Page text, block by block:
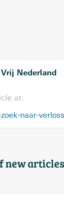
Vrij Nederland
at:
naar-
new